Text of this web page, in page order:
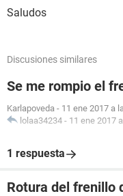
Saludos
Discusiones similares
Se me rompio el
Karlapoveda - 11 ene 2017 a
lolaa34234 - 11 ene 2017
1 respuesta
Rotura del frenillo